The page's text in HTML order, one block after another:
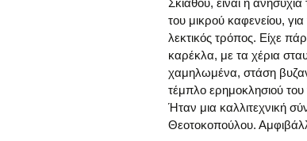
Σκιάθου, είναι η
του μικρού καφενείου,
λεκτικός τρόπος. Είχε
καρέκλα, με τα χέρια
χαμηλωμένα, στάση
τέμπλο ερημοκλησιού
Ήταν μια καλλιτεχνική
Θεοτοκοπούλου.